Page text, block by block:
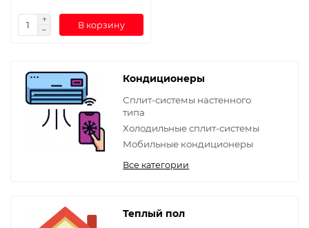
В корзину
Кондиционеры
Сплит-системы настенного
типа
Холодильные сплит-системы
Мобильные кондиционеры
Все категории
Теплый пол